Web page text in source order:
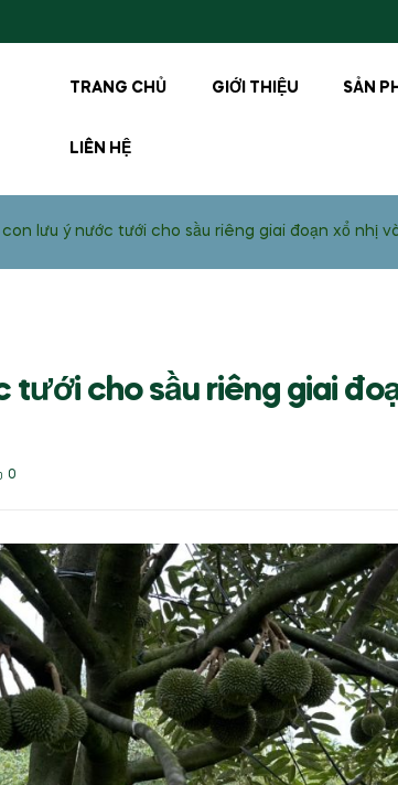
TRANG CHỦ GIỚI THIỆU SẢN
LIÊN HỆ
con lưu ý nước tưới cho sầu riêng giai đoạn xổ nhị
tưới cho sầu riêng giai
0